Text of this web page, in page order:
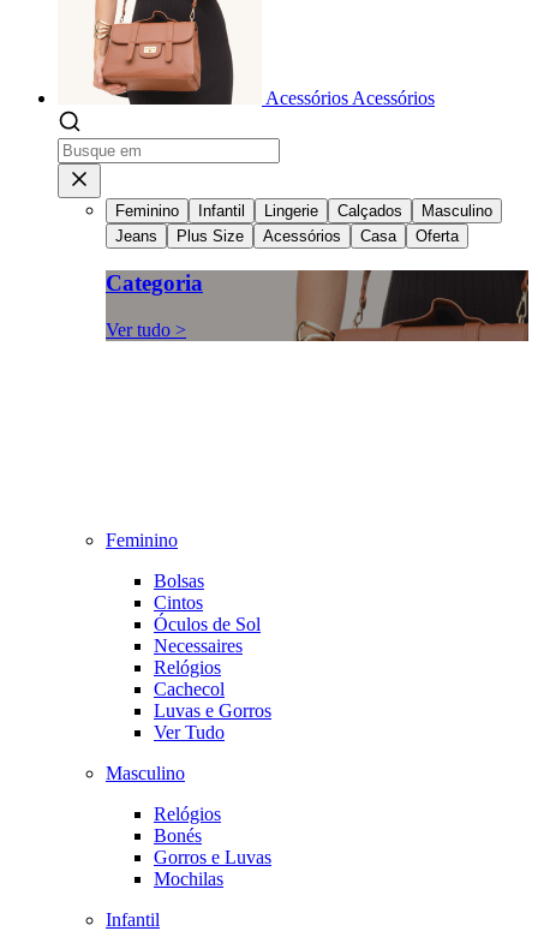
Acessórios Acessórios
Feminino Infantil Lingerie Calçados
Masculino
Jeans
Plus Size Acessórios Casa Oferta
Categoria
Ver tudo >
Feminino
Bolsas
Cintos
Óculos de Sol
Necessaires
Relógios
Cachecol
Luvas e Gorros
Ver Tudo
Masculino
Relógios
Bonés
Gorros e Luvas
Mochilas
Infantil